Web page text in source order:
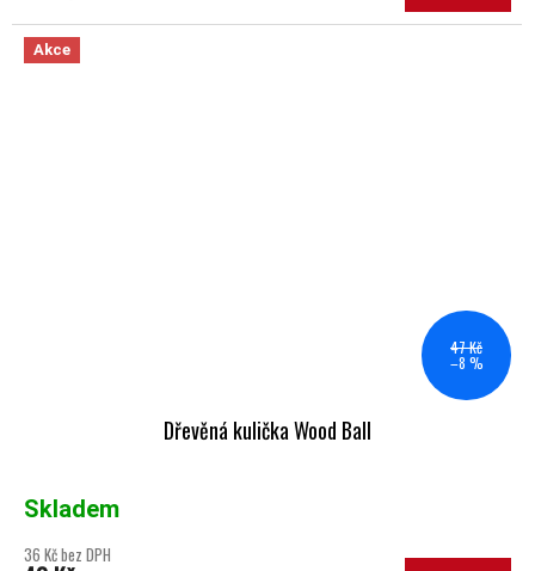
Akce
47 Kč
–8 %
Dřevěná kulička Wood Ball
Skladem
36 Kč bez DPH